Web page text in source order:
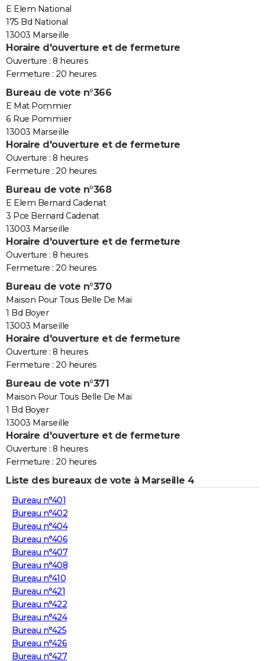
E Elem National
175 Bd National
13003 Marseille
Horaire d'ouverture et de fermeture
Ouverture : 8 heures
Fermeture : 20 heures
Bureau de vote n°366
E Mat Pommier
6 Rue Pommier
13003 Marseille
Horaire d'ouverture et de fermeture
Ouverture : 8 heures
Fermeture : 20 heures
Bureau de vote n°368
E Elem Bernard Cadenat
3 Pce Bernard Cadenat
13003 Marseille
Horaire d'ouverture et de fermeture
Ouverture : 8 heures
Fermeture : 20 heures
Bureau de vote n°370
Maison Pour Tous Belle De Mai
1 Bd Boyer
13003 Marseille
Horaire d'ouverture et de fermeture
Ouverture : 8 heures
Fermeture : 20 heures
Bureau de vote n°371
Maison Pour Tous Belle De Mai
1 Bd Boyer
13003 Marseille
Horaire d'ouverture et de fermeture
Ouverture : 8 heures
Fermeture : 20 heures
Liste des bureaux de vote à Marseille 4
Bureau n°401
Bureau n°402
Bureau n°404
Bureau n°406
Bureau n°407
Bureau n°408
Bureau n°410
Bureau n°421
Bureau n°422
Bureau n°424
Bureau n°425
Bureau n°426
Bureau n°427